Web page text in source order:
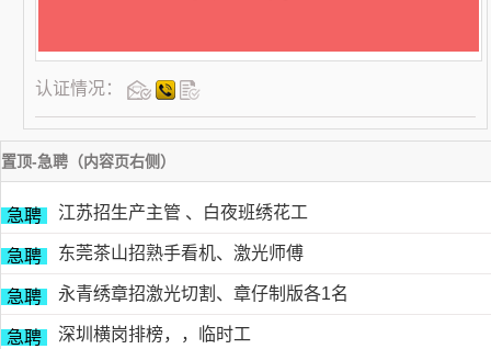
认证情况：
置顶-急聘（内容页右侧）
急聘 江苏招生产主管 、白夜班绣花工
急聘 东莞茶山招熟手看机、激光师傅
急聘 永青绣章招激光切割、章仔制版各1名
急聘 深圳横岗排榜，，临时工